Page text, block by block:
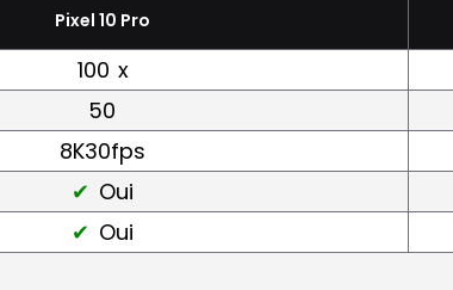
Pixel 10 Pro
100 x
50
8K30fps
Oui
Oui